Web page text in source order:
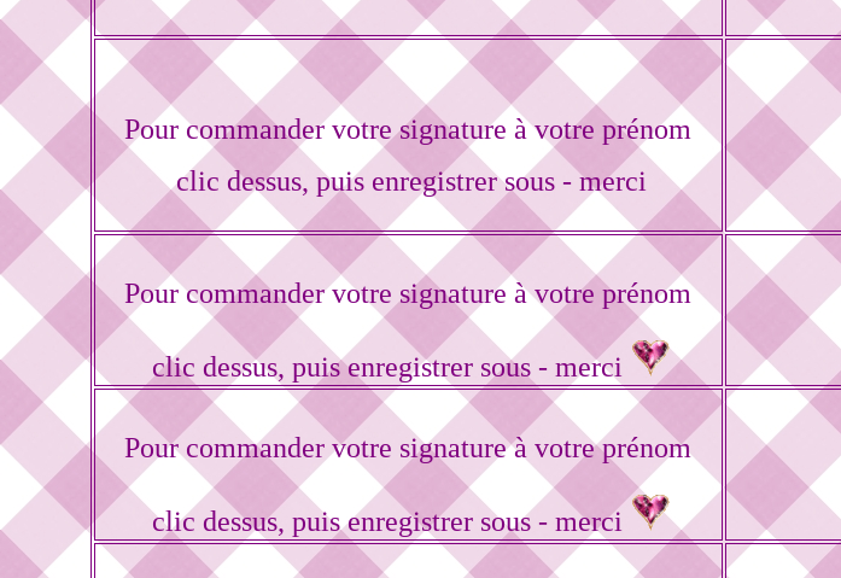
Pour commander votre signature à votre prénom
clic dessus, puis enregistrer sous - merci
Pour commander votre signature à votre prénom
clic dessus, puis enregistrer sous - merci
Pour commander votre signature à votre prénom
clic dessus, puis enregistrer sous - merci